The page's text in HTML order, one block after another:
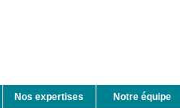
Nos expertises Notre équipe